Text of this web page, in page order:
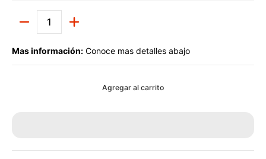
Mas información: Conoce mas detalles abajo
Agregar al carrito